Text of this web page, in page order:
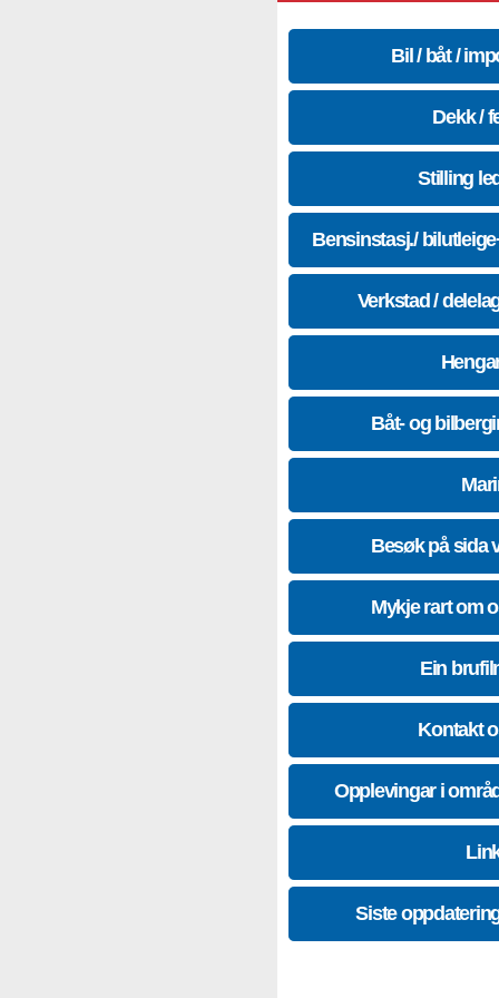
Bil / båt /
Dekk /
Stilling
Bensinstasj./
Verkstad /
Båt- og
Besøk på sida
Mykje rart om
Ein
Kontakt
Opplevingar i
Siste